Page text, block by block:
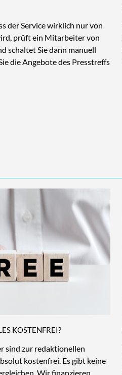
der Service wirklich nur von
prüft ein Mitarbeiter von
schaltet Sie dann manuell
die Angebote des Presstreffs
KOSTENFREI?
sind zur redaktionellen
kostenfrei. Es gibt keine
Wir finanzieren